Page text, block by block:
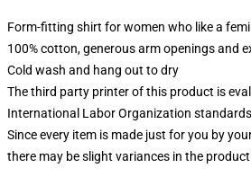
Form-fitting shirt for women who like a
100% cotton, generous arm openings and
Cold wash and hang out to dry
The third party printer of this product is
International Labor Organization standards
Since every item is made just for you by
there may be slight variances in the product